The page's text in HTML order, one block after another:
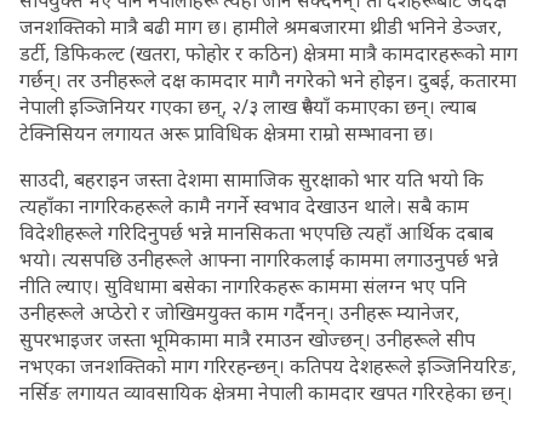
जनशक्तिको मात्रै बढी माग छ। हामीले श्रमबजारमा थ्रीडी भनिने डेञ्जर,
डर्टी, डिफिकल्ट (खतरा, फोहोर र कठिन) क्षेत्रमा मात्रै कामदारहरूको माग
गर्छन्। तर उनीहरूले दक्ष कामदार मागै नगरेको भने होइन। दुबई, कतारमा
नेपाली इञ्जिनियर गएका छन्, २/३ लाख रुपैयाँ कमाएका छन्। ल्याब
टेक्निसियन लगायत अरू प्राविधिक क्षेत्रमा राम्रो सम्भावना छ।
साउदी, बहराइन जस्ता देशमा सामाजिक सुरक्षाको भार यति भयो कि
त्यहाँका नागरिकहरूले कामै नगर्ने स्वभाव देखाउन थाले। सबै काम
विदेशीहरूले गरिदिनुपर्छ भन्ने मानसिकता भएपछि त्यहाँ आर्थिक दबाब
भयो। त्यसपछि उनीहरूले आफ्ना नागरिकलाई काममा लगाउनुपर्छ भन्ने
नीति ल्याए। सुविधामा बसेका नागरिकहरू काममा संलग्न भए पनि
उनीहरूले अप्ठेरो र जोखिमयुक्त काम गर्दैनन्। उनीहरू म्यानेजर,
सुपरभाइजर जस्ता भूमिकामा मात्रै रमाउन खोज्छन्। उनीहरूले सीप
नभएका जनशक्तिको माग गरिरहन्छन्। कतिपय देशहरूले इञ्जिनियरिङ,
नर्सिङ लगायत व्यावसायिक क्षेत्रमा नेपाली कामदार खपत गरिरहेका छन्।